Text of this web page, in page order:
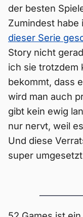
der besten
Zumindest habe
dieser Serie
Story nicht
ich sie trotzdem
bekommt, dass
wird man auch
gibt kein ewig
nur nervt, weil
Und diese
super